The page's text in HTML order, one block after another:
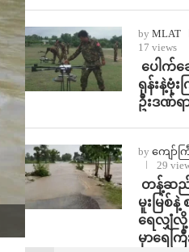
by MLAT
17 views
ပေါက်
ရုန်းနဲ့ဗုံ
ဦးဒဏ်ရ
by ကျော်က
29
တန့်ဆ
မူးမြစ်
ရေလျှံလို့
မှာရေကြီ